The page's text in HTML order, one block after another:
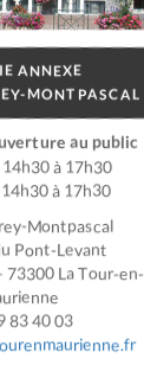
ANNEXE
MONTPASCAL
au public
à 17h30
à 17h30
Montpascal
Pont-Levant
73300 La Tour-en-
83 40 03